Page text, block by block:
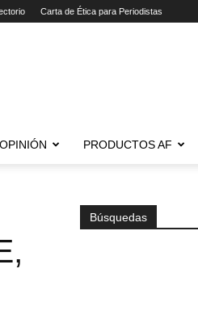
Carta de Ética para Periodistas
OPINIÓN PRODUCTOS AF
Búsquedas